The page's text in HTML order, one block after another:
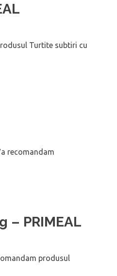
Turtite subtiri cu
recomandam
– PRIMEAL
produsul